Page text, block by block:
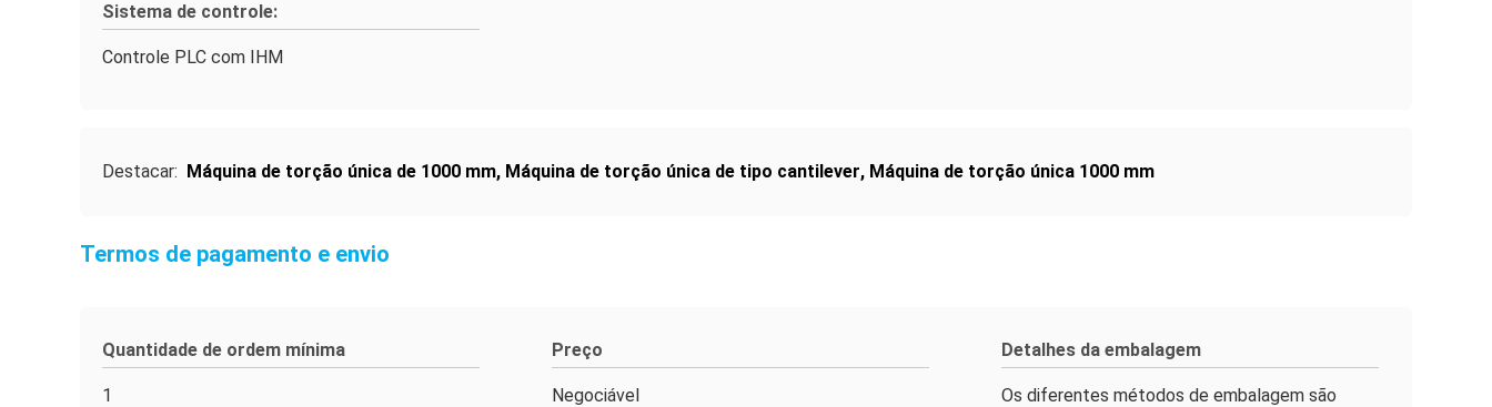
Sistema de controle:
Controle PLC com IHM
Destacar: Máquina de torção única de 1000 mm, Máquina de torção única de tipo cantilever, Máquina de torção única 1000 mm
Termos de pagamento e envio
Quantidade de ordem mínima
1
Preço
Negociável
Detalhes da embalagem
Os diferentes métodos de embalagem são